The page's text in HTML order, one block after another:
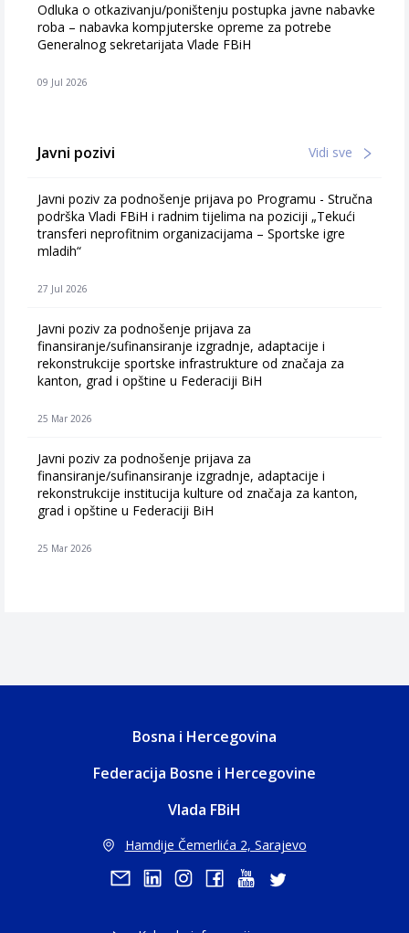
Odluka o otkazivanju/poništenju postupka javne nabavke
roba – nabavka kompjuterske opreme za potrebe
Generalnog sekretarijata Vlade FBiH
09 Jul 2026
Javni pozivi Vidi sve
Javni poziv za podnošenje prijava po Programu - Stručna
podrška Vladi FBiH i radnim tijelima na poziciji „Tekući
transferi neprofitnim organizacijama – Sportske igre
mladih“
27 Jul 2026
Javni poziv za podnošenje prijava za
finansiranje/sufinansiranje izgradnje, adaptacije i
rekonstrukcije sportske infrastrukture od značaja za
kanton, grad i opštine u Federaciji BiH
25 Mar 2026
Javni poziv za podnošenje prijava za
finansiranje/sufinansiranje izgradnje, adaptacije i
rekonstrukcije institucija kulture od značaja za kanton,
grad i opštine u Federaciji BiH
25 Mar 2026
Bosna i Hercegovina
Federacija Bosne i Hercegovine
Vlada FBiH
Hamdije Čemerlića 2, Sarajevo